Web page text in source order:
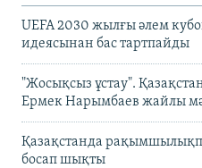
UEFA 2030 жылғы әлем
идеясынан бас тартпайды
"Жосықсыз ұстау".
Ермек Нарымбаев жайлы
Қазақстанда
босап шықты